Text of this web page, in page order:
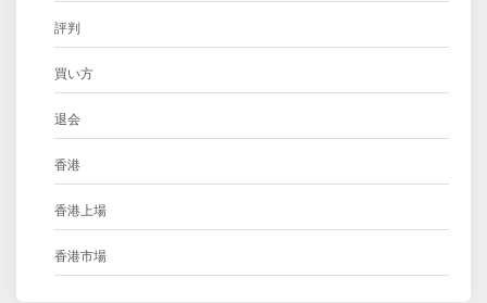
評判
買い方
退会
香港
香港上場
香港市場